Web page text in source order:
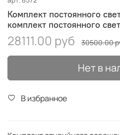
Комплект постоянного
комплект постоянного
28111.00 руб 30500.00
Нет в
В избранное